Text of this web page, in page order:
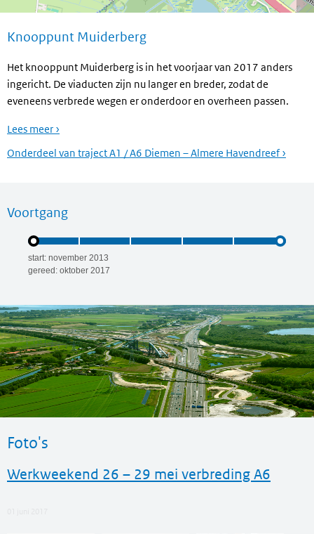
Knooppunt Muiderberg
Het knooppunt Muiderberg is in het voorjaar van 2017 anders
ingericht. De viaducten zijn nu langer en breder, zodat de
eveneens verbrede wegen er onderdoor en overheen passen.
Lees meer ›
Onderdeel van traject A1 / A6 Diemen – Almere Havendreef ›
Voortgang
start: november 2013
gereed: oktober 2017
Foto's
Werkweekend 26 – 29 mei verbreding A6